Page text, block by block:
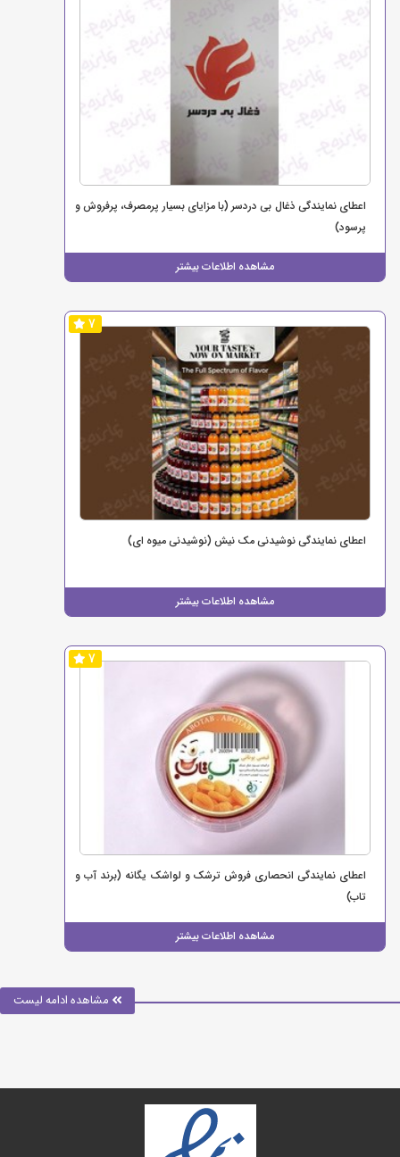
اعطای نمایندگی ذغال بی دردسر (با مزایای بسیار پرمصرف، پرفروش و
پرسود)
مشاهده اطلاعات بیشتر
7
اعطای نمایندگی نوشیدنی مک نیش (نوشیدنی میوه ای)
مشاهده اطلاعات بیشتر
7
اعطای نمایندگی انحصاری فروش ترشک و لواشک یگانه (برند آب و
تاب)
مشاهده اطلاعات بیشتر
مشاهده ادامه لیست